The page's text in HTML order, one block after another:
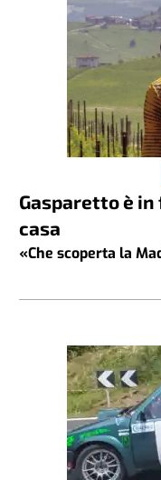
Gasparetto è
casa
«Che scoperta la